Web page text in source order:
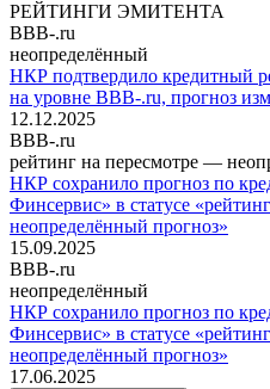
РЕЙТИНГИ ЭМИТЕНТА
BBB-.ru
неопределённый
НКР подтвердило кредитный
на уровне BBB-.ru, прогноз
12.12.2025
BBB-.ru
рейтинг на пересмотре —
НКР сохранило прогноз по
Финсервис» в статусе
неопределённый прогноз»
15.09.2025
BBB-.ru
неопределённый
НКР сохранило прогноз по
Финсервис» в статусе
неопределённый прогноз»
17.06.2025